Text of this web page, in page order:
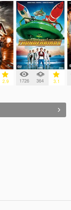
2.9 1726 364 3.1